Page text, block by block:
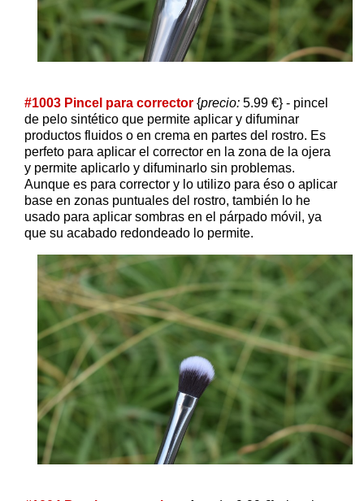
#1003 Pincel para corrector {precio: 5.99 €} - pincel
de pelo sintético que permite aplicar y difuminar
productos fluidos o en crema en partes del rostro. Es
perfeto para aplicar el corrector en la zona de la ojera
y permite aplicarlo y difuminarlo sin problemas.
Aunque es para corrector y lo utilizo para éso o aplicar
base en zonas puntuales del rostro, también lo he
usado para aplicar sombras en el párpado móvil, ya
que su acabado redondeado lo permite.